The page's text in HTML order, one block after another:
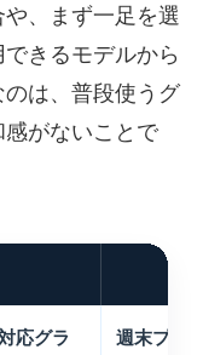
、まず一足を選
きるモデルから
は、普段使うグ
がないことで
応グラ
週末プレ